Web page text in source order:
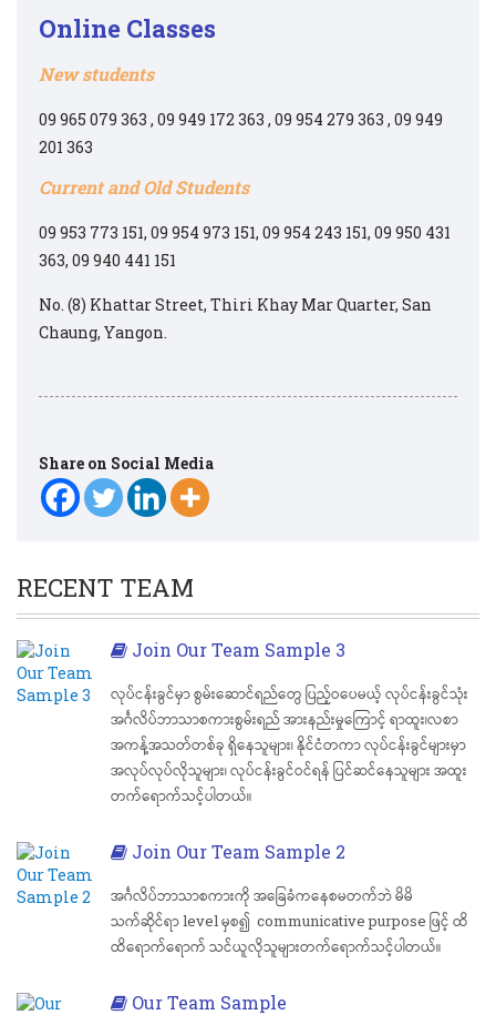
Online Classes
New students
09 965 079 363 , 09 949 172 363 , 09 954 279 363 , 09 949
201 363
Current and Old Students
09 953 773 151, 09 954 973 151, 09 954 243 151, 09 950 431
363, 09 940 441 151
No. (8) Khattar Street, Thiri Khay Mar Quarter, San
Chaung, Yangon.
Share on Social Media
RECENT TEAM
Join Our Team Sample 3
လုပ်ငန်းခွင်မှာ စွမ်းဆောင်ရည်တွေ ပြည့်ဝပေမယ့် လုပ်ငန်းခွင်သုံး
အင်္ဂလိပ်ဘာသာစကားစွမ်းရည် အားနည်းမှုကြောင့် ရာထူး၊လစာ
အကန့်အသတ်တစ်ခု ရှိနေသူများ၊ နိုင်ငံတကာ လုပ်ငန်းခွင်များမှာ
အလုပ်လုပ်လိုသူများ၊ လုပ်ငန်းခွင်ဝင်ရန် ပြင်ဆင်နေသူများ အထူး
တက်ရောက်သင့်ပါတယ်။
Join Our Team Sample 2
အင်္ဂလိပ်ဘာသာစကားကို အခြေခံကနေစမတက်ဘဲ မိမိ
သက်ဆိုင်ရာ level မှစ၍ communicative purpose ဖြင့် ထိ
ထိရောက်ရောက် သင်ယူလိုသူများတက်ရောက်သင့်ပါတယ်။
Our Team Sample